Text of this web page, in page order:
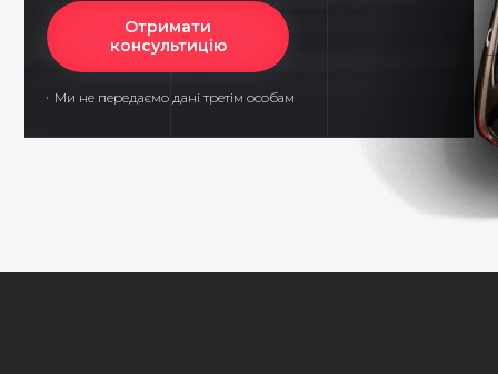
Отримати
консультицію
Ми не передаємо дані третім особам